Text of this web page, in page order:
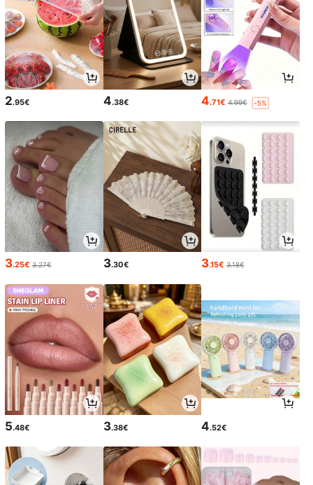
2.95€ 4.38€ 4.71€ 4.99€ -5%
3.25€ 3.27€ 3.30€ 3.15€ 3.18€
5.48€ 3.38€ 4.52€